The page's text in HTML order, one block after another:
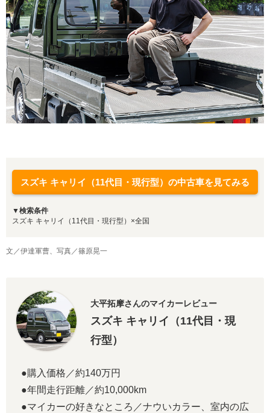
スズキ キャリイ（11代目・現行型）の中古車を見てみる
▼検索条件
スズキ キャリイ（11代目・現行型）×全国
文／伊達軍曹、写真／篠原晃一
大平拓摩さんのマイカーレビュー
スズキ キャリイ（11代目・現
行型）
●購入価格／約140万円
●年間走行距離／約10,000km
●マイカーの好きなところ／ナウいカラー、室内の広